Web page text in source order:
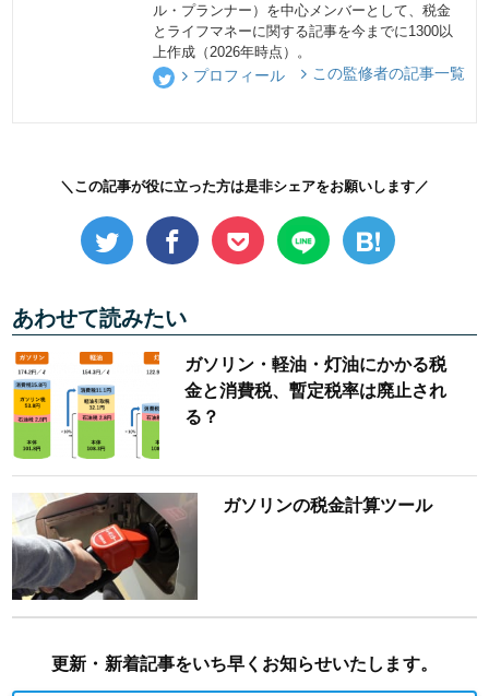
ル・プランナー）を中心メンバーとして、税金
とライフマネーに関する記事を今までに1300以
上作成（2026年時点）。
プロフィール この監修者の記事一覧
＼この記事が役に立った方は是非シェアをお願いします／
あわせて読みたい
ガソリン・軽油・灯油にかかる税
金と消費税、暫定税率は廃止され
る？
ガソリンの税金計算ツール
更新・新着記事をいち早くお知らせいたします。